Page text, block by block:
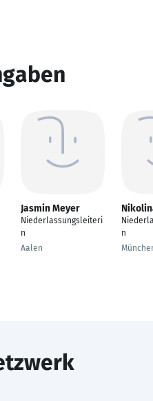
Jasmin Meyer
Niederlassungsleiteri
n
Aalen
n